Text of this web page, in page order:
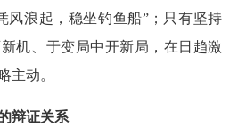
风浪起，稳坐钓鱼船”；只有坚持
机、于变局中开新局，在日趋激
主动。
辩证关系